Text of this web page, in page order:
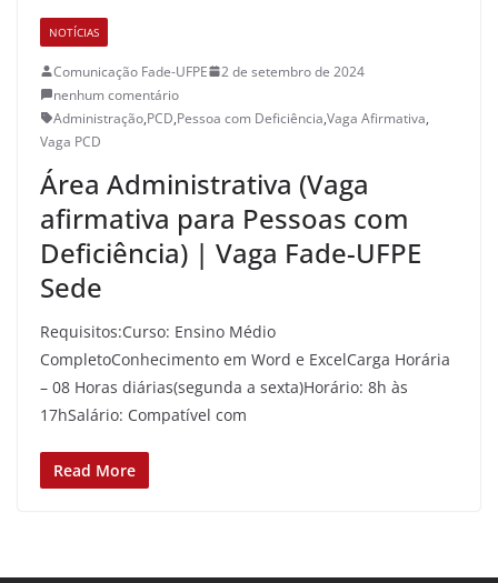
NOTÍCIAS
Comunicação Fade-UFPE
2 de setembro de 2024
nenhum comentário
Administração,PCD,Pessoa com Deficiência,Vaga Afirmativa,
Vaga PCD
Área Administrativa (Vaga
afirmativa para Pessoas com
Deficiência) | Vaga Fade-UFPE
Sede
Requisitos:Curso: Ensino Médio
CompletoConhecimento em Word e ExcelCarga Horária
– 08 Horas diárias(segunda a sexta)Horário: 8h às
17hSalário: Compatível com
Read More